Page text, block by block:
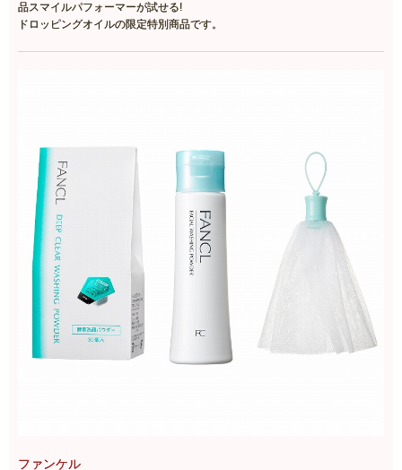
品スマイルパフォーマーが試せる!
ドロッピングオイルの限定特別商品です。
ファンケル